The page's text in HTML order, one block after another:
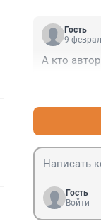
Гость
9
А кто
Гость
Войти